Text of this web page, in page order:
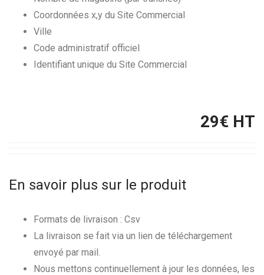
Coordonnées x,y du Site Commercial
Ville
Code administratif officiel
Identifiant unique du Site Commercial
29€ HT
En savoir plus sur le produit
Formats de livraison : Csv
La livraison se fait via un lien de téléchargement
envoyé par mail.
Nous mettons continuellement à jour les données, les